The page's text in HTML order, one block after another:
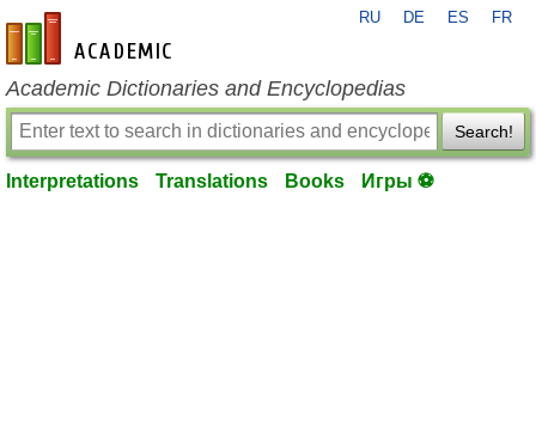
en-academic.com
RU DE ES FR
Academic Dictionaries and Encyclopedias
Search!
Interpretations Translations Books Игры ⚽